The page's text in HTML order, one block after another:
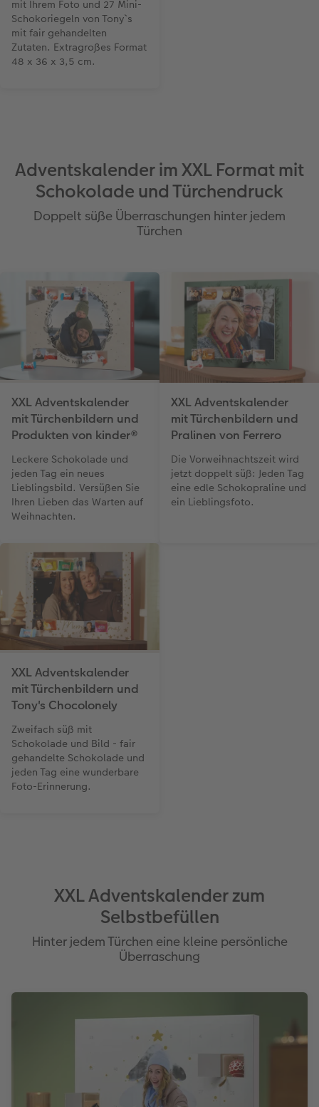
mit Ihrem Foto und 27 Mini-
Schokoriegeln von Tony`s
mit fair gehandelten
Zutaten. Extragroßes Format
48 x 36 x 3,5 cm.
Adventskalender im XXL Format mit
Schokolade und Türchendruck
Doppelt süße Überraschungen hinter jedem
Türchen
XXL Adventskalender
mit Türchenbildern und
Produkten von kinder®
Leckere Schokolade und
jeden Tag ein neues
Lieblingsbild. Versüßen Sie
Ihren Lieben das Warten auf
Weihnachten.
XXL Adventskalender
mit Türchenbildern und
Pralinen von Ferrero
Die Vorweihnachtszeit wird
jetzt doppelt süß: Jeden Tag
eine edle Schokopraline und
ein Lieblingsfoto.
XXL Adventskalender
mit Türchenbildern und
Tony's Chocolonely
Zweifach süß mit
Schokolade und Bild - fair
gehandelte Schokolade und
jeden Tag eine wunderbare
Foto-Erinnerung.
XXL Adventskalender zum
Selbstbefüllen
Hinter jedem Türchen eine kleine persönliche
Überraschung